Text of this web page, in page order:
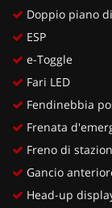
Doppio piano
ESP
e-Toggle
Fari LED
Fendinebbia
Frenata
Freno di
Gancio
Head-up